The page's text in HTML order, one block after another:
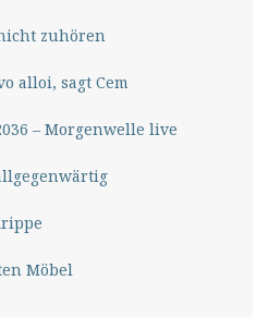
zuhören
alloi, sagt Cem
– Morgenwelle live
Möbel